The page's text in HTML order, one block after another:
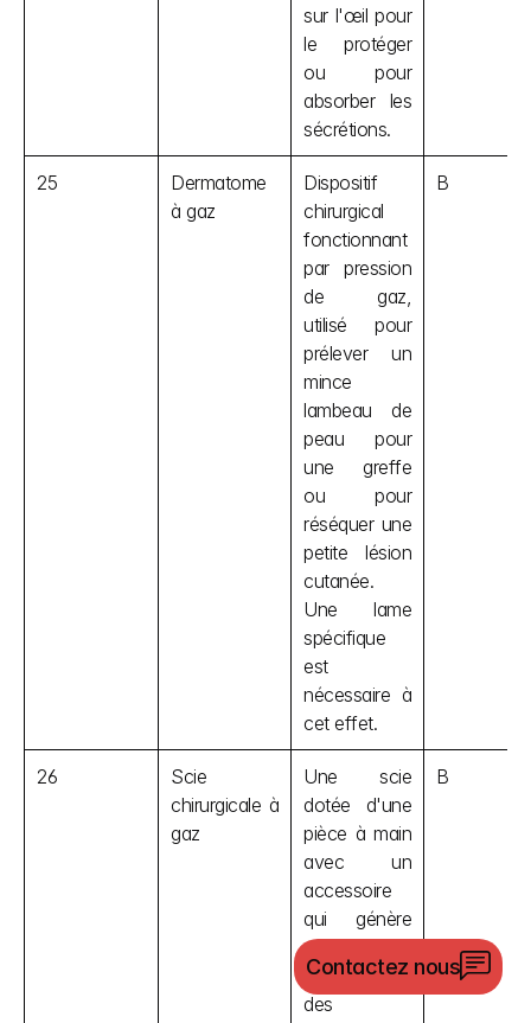
sur l'œil pour
le protéger
ou pour
absorber les
sécrétions.
25
Dermatome
à gaz
Dispositif
chirurgical
fonctionnant
par pression
de gaz,
utilisé pour
prélever un
mince
lambeau de
peau pour
une greffe
ou pour
réséquer une
petite lésion
cutanée.
Une lame
spécifique
est
nécessaire à
cet effet.
B
26
Scie
chirurgicale à
gaz
Une scie
dotée d'une
pièce à main
avec un
accessoire
qui génère
des
vibrations ou
des
B
Contactez nous